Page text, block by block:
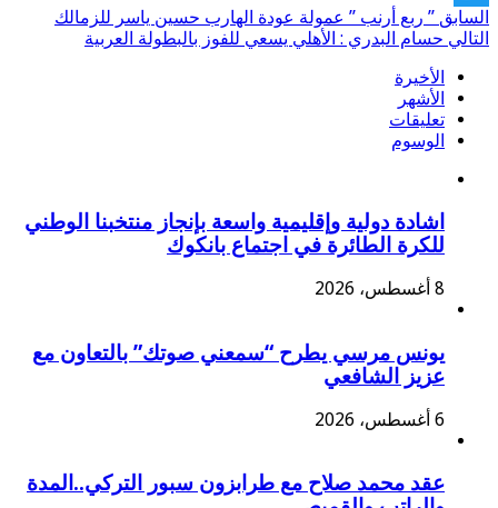
Twitter
السابق ” ربع أرنب ” عمولة عودة الهارب حسين ياسر للزمالك
التالي حسام البدري : الأهلي يسعي للفوز بالبطولة العربية
الأخيرة
الأشهر
تعليقات
الوسوم
اشادة دولية وإقليمية واسعة بإنجاز منتخبنا الوطني
للكرة الطائرة في اجتماع بانكوك
8 أغسطس، 2026
يونس مرسي يطرح “سمعني صوتك” بالتعاون مع
عزيز الشافعي
6 أغسطس، 2026
عقد محمد صلاح مع طرابزون سبور التركي..المدة